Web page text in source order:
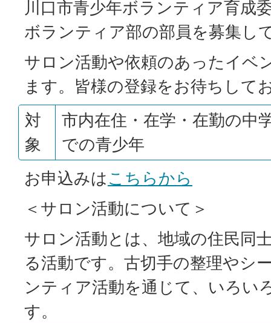
川口市青少年ボランティア育成
ボランティア部の部員を募集し
サロン活動や依頼のあったイベ
ます。皆様の登録をお待ちして
対
象
市内在住・在学・在勤の中
での青少年
お申込みはこちらから
＜サロン活動について＞
サロン活動とは、地域の住民同
る活動です。古切手の整理やシ
ンティア活動を通じて、いろい
す。